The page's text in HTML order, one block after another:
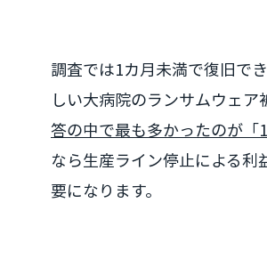
調査では1カ月未満で復旧で
しい大病院のランサムウェ
答の中で最も多かったのが
なら生産ライン停止による
要になります。